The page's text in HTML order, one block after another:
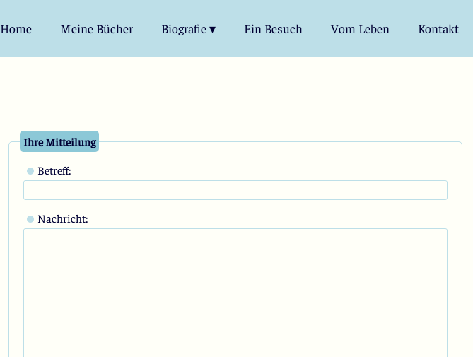
Home Meine Bücher Biografie ▾ Ein Besuch Vom Leben Kontakt
Ihre Mitteilung
Betreff:
Nachricht: